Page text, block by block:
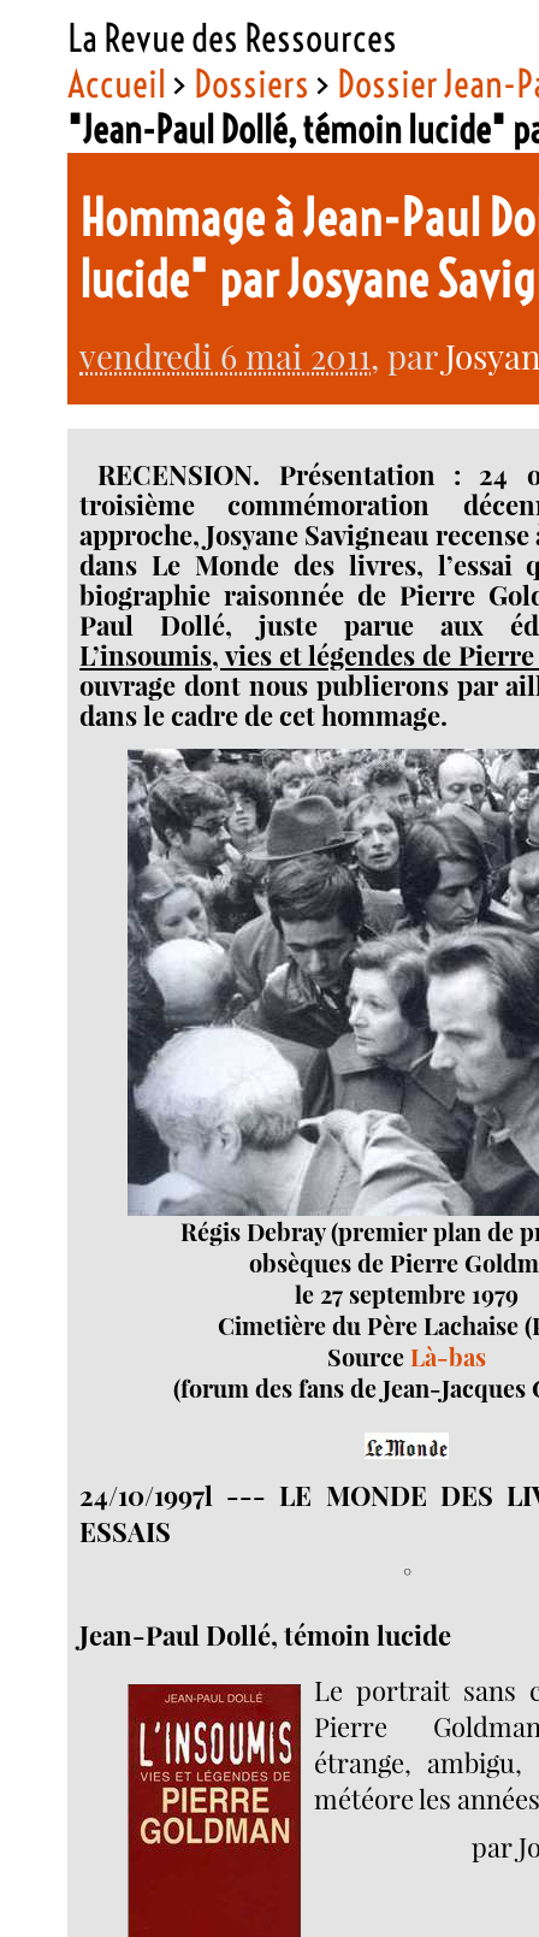
La Revue des Ressources
Accueil > Dossiers > Dossier Jean-
"Jean-Paul Dollé, témoin lucide"
Hommage à Jean-Paul
lucide" par Josyane
vendredi 6 mai 2011, par
RECENSION. Présentation : 24
troisième commémoration
approche, Josyane Savigneau
dans Le Monde des livres, l’essai
biographie raisonnée de Pierre
Paul Dollé, juste parue aux
L’insoumis, vies et légendes de
ouvrage dont nous publierons par
dans le cadre de cet hommage.
Régis Debray (premier plan de
obsèques de Pierre
le 27 septembre 1979
Cimetière du Père Lachaise
SourceLà-bas
(forum des fans de Jean-Jacques
24/10/1997l --- LE MONDE DES
ESSAIS
°
Jean-Paul Dollé, témoin lucide
Le portrait sans
Pierre
étrange,
météore les
par